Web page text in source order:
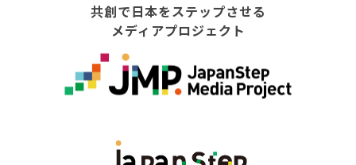
共創で日本をステップさせる
メディアプロジェクト